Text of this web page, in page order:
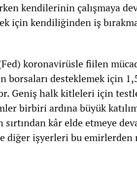
kendilerinin çalışmaya
için kendiliğinden iş
koronavirüsle fiilen
borsaları desteklemek için
Geniş halk kitleleri için
birbiri ardına büyük
kâr elde etmeye
diğer işyerleri bu emirlerden